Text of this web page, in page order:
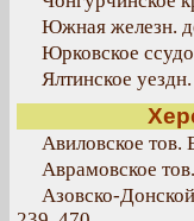
Южная железн.
Юрковское
Ялтинское
Авиловское тов.
Аврамовское
Азовско-